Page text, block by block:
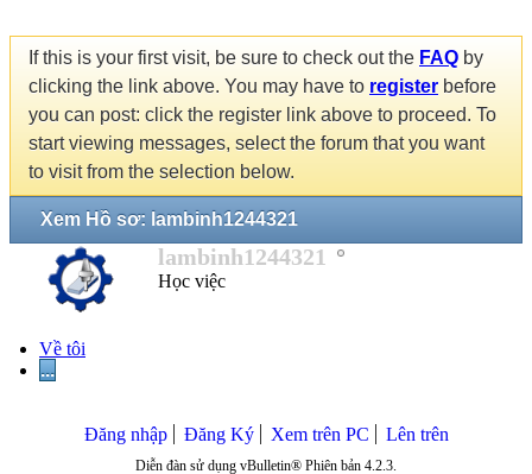
If this is your first visit, be sure to check out the FAQ by
clicking the link above. You may have to register before
you can post: click the register link above to proceed. To
start viewing messages, select the forum that you want
to visit from the selection below.
Xem Hồ sơ: lambinh1244321
lambinh1244321
Học việc
Về tôi
...
Đăng nhập Đăng Ký Xem trên PC Lên trên
Diễn đàn sử dụng vBulletin® Phiên bản 4.2.3.